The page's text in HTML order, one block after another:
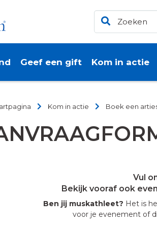
Geef een gift Kom in actie
Kom in actie Boek een
Vul
Bekijk vooraf ook
Ben jij muskathleet? Het is
voor je evenement of